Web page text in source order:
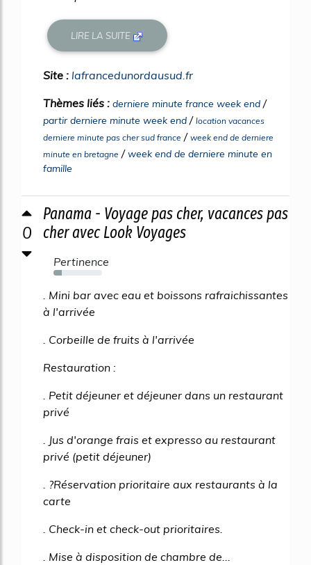
LIRE LA SUITE
Site : lafrancedunordausud.fr
Thèmes liés : derniere minute france week end /
partir derniere minute week end / location vacances
derniere minute pas cher sud france / week end de derniere
minute en bretagne /week end de derniere minute en
famille
0
Panama - Voyage pas cher, vacances pas
cher avec Look Voyages
Pertinence
17%
. Mini bar avec eau et boissons rafraichissantes
à l'arrivée
. Corbeille de fruits à l'arrivée
Restauration :
. Petit déjeuner et déjeuner dans un restaurant
privé
. Jus d'orange frais et expresso au restaurant
privé (petit déjeuner)
. ?Réservation prioritaire aux restaurants à la
carte
. Check-in et check-out prioritaires.
. Mise à disposition de chambre de...